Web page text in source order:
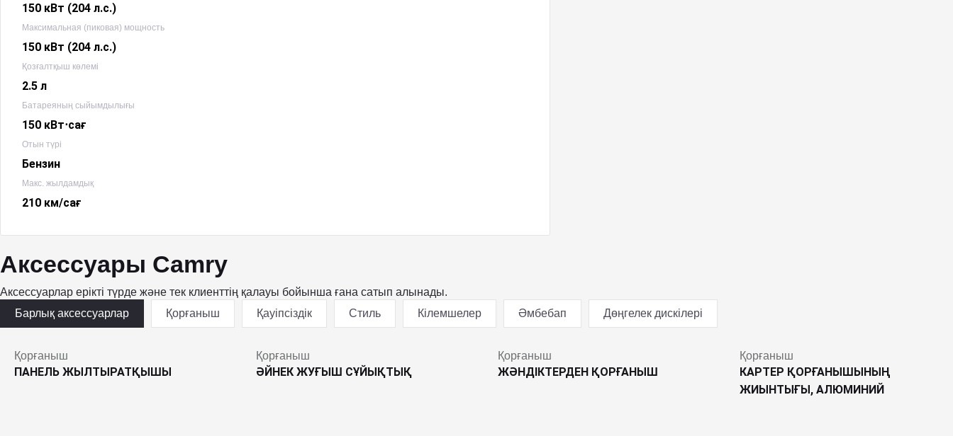
150 кВт (204 л.с.)
Максимальная (пиковая) мощность
150 кВт (204 л.с.)
Қозғалтқыш көлемі
2.5 л
Батареяның сыйымдылығы
150 кВт⋅сағ
Отын түрі
Бензин
Макс. жылдамдық
210 км/сағ
Аксессуары Camry
Аксессуарлар ерікті түрде және тек клиенттің қалауы бойынша ғана сатып алынады.
Барлық аксессуарлар
Қорғаныш Қауіпсіздік Стиль Кілемшелер Әмбебап Дөңгелек дискілері
Қорғаныш
ПАНЕЛЬ ЖЫЛТЫРАТҚЫШЫ
Қорғаныш
ӘЙНЕК ЖУҒЫШ СҰЙЫҚТЫҚ
Қорғаныш
ЖӘНДІКТЕРДЕН ҚОРҒАНЫШ
Қорғаныш
КАРТЕР ҚОРҒАНЫШЫНЫҢ
ЖИЫНТЫҒЫ, АЛЮМИНИЙ